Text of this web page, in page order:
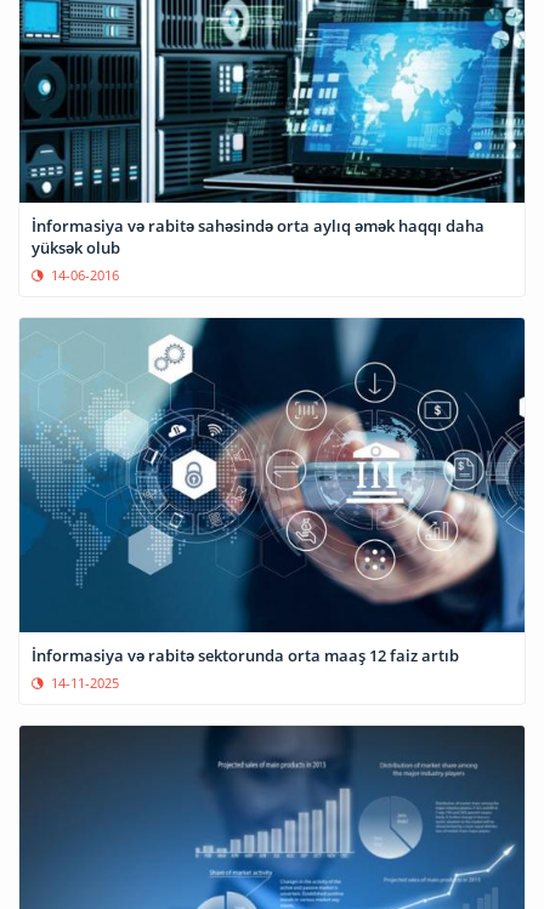
İnformasiya və rabitə sahəsində orta aylıq əmək haqqı daha
yüksək olub
14-06-2016
İnformasiya və rabitə sektorunda orta maaş 12 faiz artıb
14-11-2025